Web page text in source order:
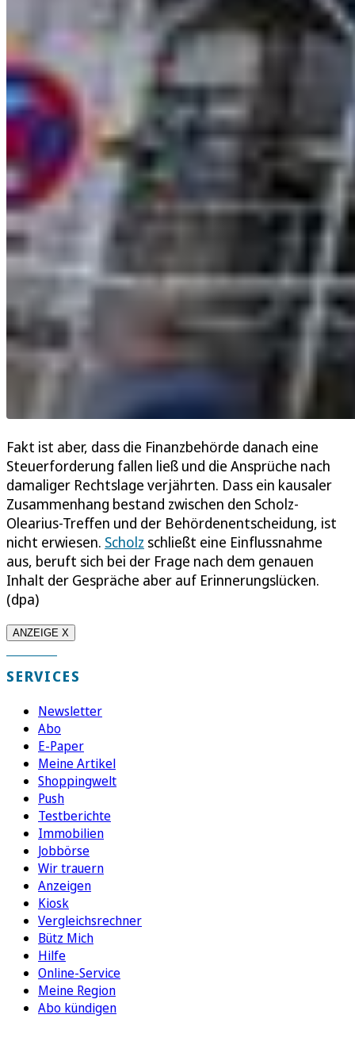
Fakt ist aber, dass die Finanzbehörde danach eine
Steuerforderung fallen ließ und die Ansprüche nach
damaliger Rechtslage verjährten. Dass ein kausaler
Zusammenhang bestand zwischen den Scholz-
Olearius-Treffen und der Behördenentscheidung, ist
nicht erwiesen. Scholz schließt eine Einflussnahme
aus, beruft sich bei der Frage nach dem genauen
Inhalt der Gespräche aber auf Erinnerungslücken.
(dpa)
ANZEIGE X
SERVICES
Newsletter
Abo
E-Paper
Meine Artikel
Shoppingwelt
Push
Testberichte
Immobilien
Jobbörse
Wir trauern
Anzeigen
Kiosk
Vergleichsrechner
Bütz Mich
Hilfe
Online-Service
Meine Region
Abo kündigen